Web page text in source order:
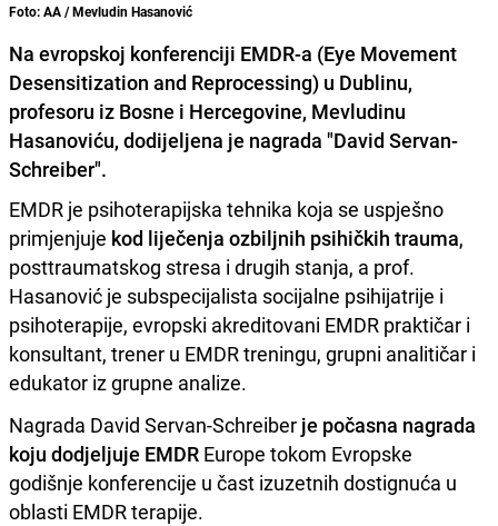
Foto: AA / Mevludin Hasanović
Na evropskoj konferenciji EMDR-a (Eye Movement
Desensitization and Reprocessing) u Dublinu,
profesoru iz Bosne i Hercegovine, Mevludinu
Hasanoviću, dodijeljena je nagrada "David Servan-
Schreiber".
EMDR je psihoterapijska tehnika koja se uspješno
primjenjuje kod liječenja ozbiljnih psihičkih trauma,
posttraumatskog stresa i drugih stanja, a prof.
Hasanović je subspecijalista socijalne psihijatrije i
psihoterapije, evropski akreditovani EMDR praktičar i
konsultant, trener u EMDR treningu, grupni analitičar i
edukator iz grupne analize.
Nagrada David Servan-Schreiber je počasna nagrada
koju dodjeljuje EMDR Europe tokom Evropske
godišnje konferencije u čast izuzetnih dostignuća u
oblasti EMDR terapije.